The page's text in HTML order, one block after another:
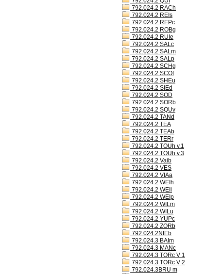
792.024.2 RACh
792.024.2 REIs
792.024.2 REPc
792.024.2 ROBg
792.024.2 RUIe
792.024.2 SALc
792.024.2 SALm
792.024.2 SALp
792.024.2 SCHg
792.024.2 SCOf
792.024.2 SHEu
792.024.2 SIEd
792.024.2 SOD
792.024.2 SORb
792.024.2 SQUv
792.024.2 TANd
792.024.2 TEA
792.024.2 TEAb
792.024.2 TERr
792.024.2 TOUh v.1
792.024.2 TOUh v.3
792.024.2 Vaib
792.024.2 VES
792.024.2 VIAa
792.024.2 WEIh
792.024.2 WEIi
792.024.2 WEIp
792.024.2 WILm
792.024.2 WILu
792.024.2 YUPc
792.024.2 ZORb
792.024.2NIEb
792.024.3 BAIm
792.024.3 MANc
792.024.3 TORc V 1
792.024.3 TORc V 2
792.024.3BRU m